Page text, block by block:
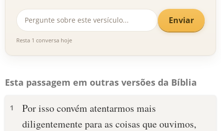
Enviar
Resta 1 conversa hoje
Esta passagem em outras versões da Bíblia
1
Por isso convém atentarmos mais
diligentemente para as coisas que ouvimos,